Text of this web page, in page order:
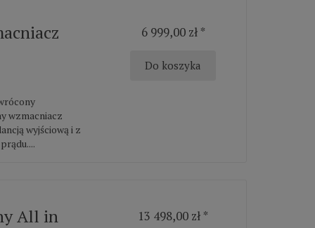
wzmacniacz
wyjściową i z
6 999,00 zł *
Do koszyka
All in
13 498,00 zł *